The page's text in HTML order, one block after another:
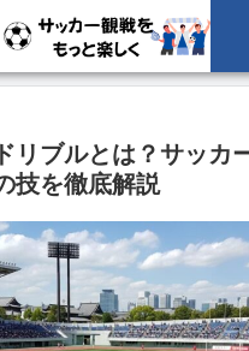
リブルとは？サッカ
技を徹底解説